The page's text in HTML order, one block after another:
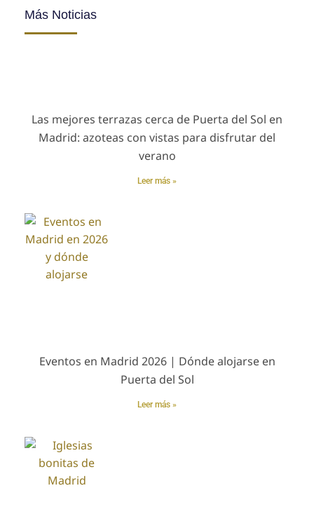
Más Noticias
Las mejores terrazas cerca de Puerta del Sol en
Madrid: azoteas con vistas para disfrutar del
verano
Leer más »
Eventos en Madrid 2026 | Dónde alojarse en
Puerta del Sol
Leer más »